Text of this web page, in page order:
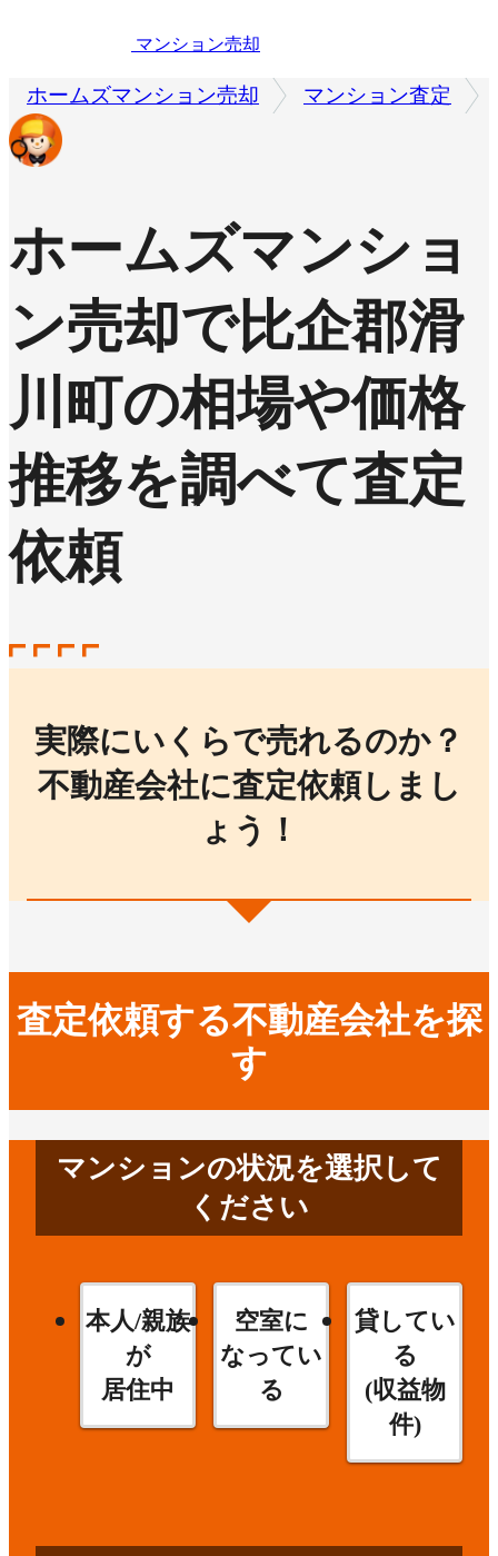
マンション売却
ホームズマンション売却 マンション査定
ホームズマンショ
ン売却で比企郡滑
川町の相場や価格
推移を調べて査定
依頼
実際にいくらで売れるのか？
不動産会社に査定依頼しまし
ょう！
査定依頼する不動産会社を探
す
マンションの状況を選択して
ください
本人/親族
が
居住中
空室に
なってい
る
貸してい
る
(収益物
件)